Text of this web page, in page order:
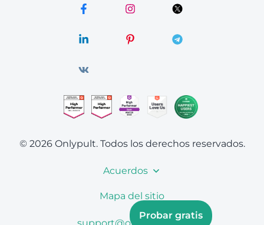
© 2026 Onlypult. Todos los derechos reservados.
Acuerdos
Mapa del sitio
support@onlypult.com
Probar gratis